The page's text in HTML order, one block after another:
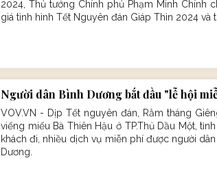
2024, Thủ tướng Chính phủ Phạm Minh Chính
giá tình hình Tết Nguyên đán Giáp Thìn 2024 và
Người dân Bình Dương bắt đầu "lễ hội
VOV.VN - Dịp Tết nguyên đán, Rằm tháng
viếng miếu Bà Thiên Hậu ở TP.Thủ Dầu Một,
khách đi, nhiều dịch vụ miễn phí được người
Dương.